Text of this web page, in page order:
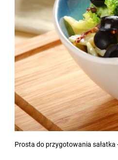
Prosta do przygotowania sałatka